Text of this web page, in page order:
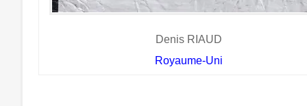
Denis RIAUD
Royaume-Uni